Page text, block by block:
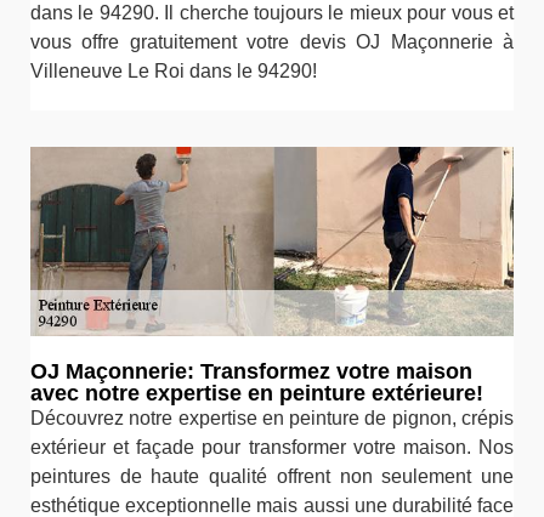
dans le 94290. Il cherche toujours le mieux pour vous et
vous offre gratuitement votre devis OJ Maçonnerie à
Villeneuve Le Roi dans le 94290!
OJ Maçonnerie: Transformez votre maison
avec notre expertise en peinture extérieure!
Découvrez notre expertise en peinture de pignon, crépis
extérieur et façade pour transformer votre maison. Nos
peintures de haute qualité offrent non seulement une
esthétique exceptionnelle mais aussi une durabilité face